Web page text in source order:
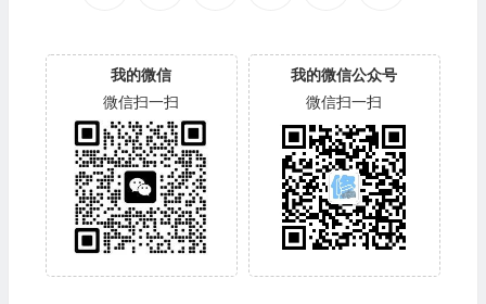
我的微信
微信扫一扫
我的微信公众号
微信扫一扫